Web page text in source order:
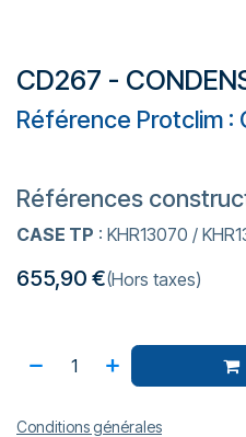
CD267 -
Référence Protclim :
Références
CASE TP : KHR13070 /
655,90 €(Hors taxes)
Conditions générales